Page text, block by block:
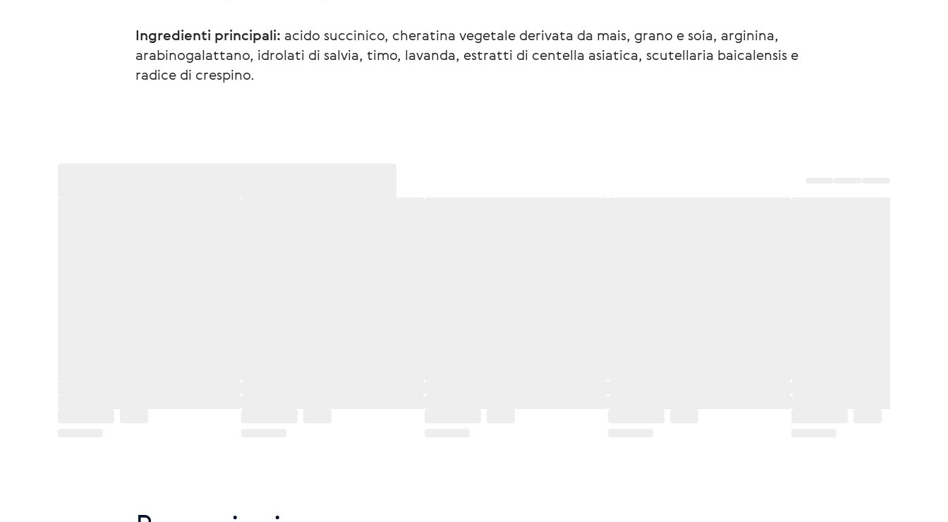
Ingredienti principali: acido succinico, cheratina vegetale derivata da mais, grano e soia, arginina,
arabinogalattano, idrolati di salvia, timo, lavanda, estratti di centella asiatica, scutellaria baicalensis e
radice di crespino.